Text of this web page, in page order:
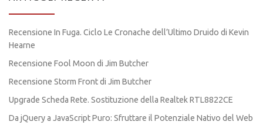
Recensione In Fuga. Ciclo Le Cronache dell’Ultimo Druido di Kevin
Hearne
Recensione Fool Moon di Jim Butcher
Recensione Storm Front di Jim Butcher
Upgrade Scheda Rete. Sostituzione della Realtek RTL8822CE
Da jQuery a JavaScript Puro: Sfruttare il Potenziale Nativo del Web